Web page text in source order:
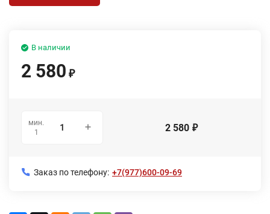
В наличии
2 580 ₽
мин.
1
2 580 ₽
Заказ по телефону: +7(977)600-09-69